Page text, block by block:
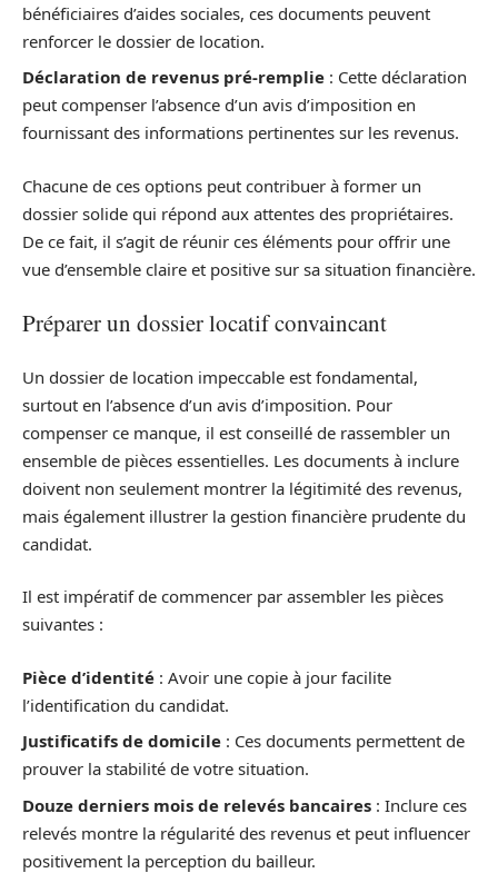
bénéficiaires d’aides sociales, ces documents peuvent
renforcer le dossier de location.
Déclaration de revenus pré-remplie : Cette déclaration
peut compenser l’absence d’un avis d’imposition en
fournissant des informations pertinentes sur les revenus.
Chacune de ces options peut contribuer à former un
dossier solide qui répond aux attentes des propriétaires.
De ce fait, il s’agit de réunir ces éléments pour offrir une
vue d’ensemble claire et positive sur sa situation financière.
Préparer un dossier locatif convaincant
Un dossier de location impeccable est fondamental,
surtout en l’absence d’un avis d’imposition. Pour
compenser ce manque, il est conseillé de rassembler un
ensemble de pièces essentielles. Les documents à inclure
doivent non seulement montrer la légitimité des revenus,
mais également illustrer la gestion financière prudente du
candidat.
Il est impératif de commencer par assembler les pièces
suivantes :
Pièce d’identité : Avoir une copie à jour facilite
l’identification du candidat.
Justificatifs de domicile : Ces documents permettent de
prouver la stabilité de votre situation.
Douze derniers mois de relevés bancaires : Inclure ces
relevés montre la régularité des revenus et peut influencer
positivement la perception du bailleur.